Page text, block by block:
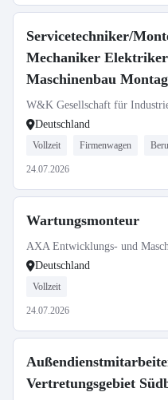
Servicetechniker/
Mechaniker
Maschinenbau
Medizintechnik (m/w/
W&K Gesellschaft für
Deutschland
Vollzeit Firmenwagen
24.07.2026
Wartungsmonteur
AXA Entwicklungs- und
Deutschland
Vollzeit
24.07.2026
Vertretungsgebiet